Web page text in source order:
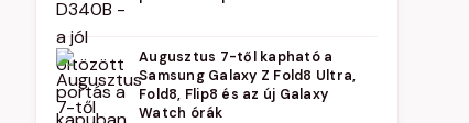
Augusztus 7-től kapható a
Samsung Galaxy Z Fold8 Ultra,
Fold8, Flip8 és az új Galaxy
Watch órák